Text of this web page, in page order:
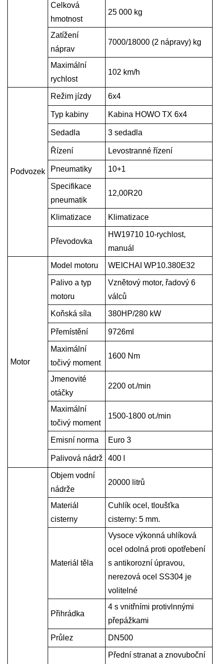
Celková
hmotnost
25 000 kg
Zatížení
náprav
7000/18000 (2 nápravy) kg
Maximální
rychlost
102 km/h
Podvozek
Režim jízdy 6x4
Typ kabiny Kabina HOWO TX 6x4
Sedadla 3 sedadla
Řízení Levostranné řízení
Pneumatiky 10+1
Specifikace
pneumatik
12,00R20
Klimatizace Klimatizace
Převodovka
HW19710 10-rychlost,
manuál
Motor
Model motoru WEICHAI WP10.380E32
Palivo a typ
motoru
Vznětový motor, řadový 6
válců
Koňská síla 380HP/280 kW
Přemístění 9726ml
Maximální
točivý moment
1600 Nm
Jmenovité
otáčky
2200 ot./min
Maximální
točivý moment
1500-1800 ot./min
Emisní norma Euro 3
Palivová nádrž 400 l
Objem vodní
nádrže
20000 litrů
Materiál
cisterny
Cuhlík ocel, tloušťka
cisterny: 5 mm.
Materiál těla
Vysoce výkonná uhlíková
ocel odolná proti opotřebení
s antikorozní úpravou,
nerezová ocel SS304 je
volitelné
Přihrádka
4 s vnitřními protivlnnými
přepážkami
Průlez DN500
Přední stranat a znovuboční